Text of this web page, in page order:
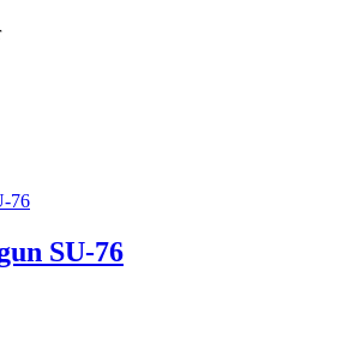
SU-76